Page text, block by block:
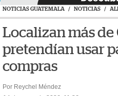
NOTICIAS GUATEMALA / NOTICIAS /
Localizan más de
pretendían usar
compras
Por Reychel Méndez